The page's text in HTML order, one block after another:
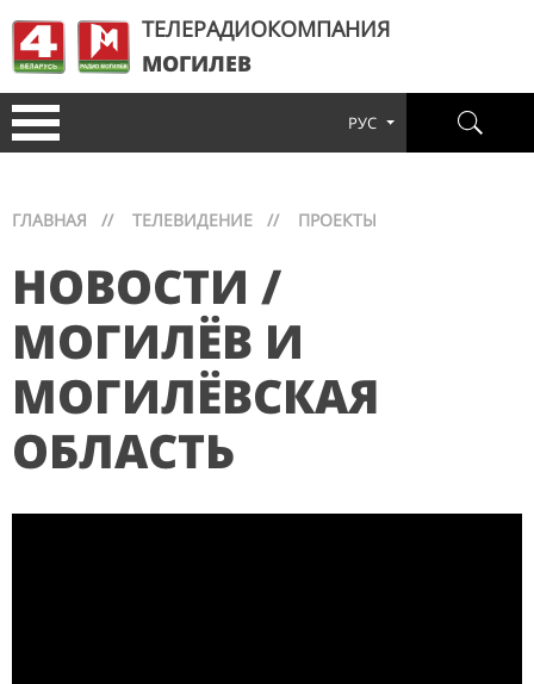
ТЕЛЕРАДИОКОМПАНИЯ
МОГИЛЕВ
РУС
ГЛАВНАЯ // ТЕЛЕВИДЕНИЕ // ПРОЕКТЫ
НОВОСТИ /
МОГИЛЁВ И
МОГИЛЁВСКАЯ
ОБЛАСТЬ